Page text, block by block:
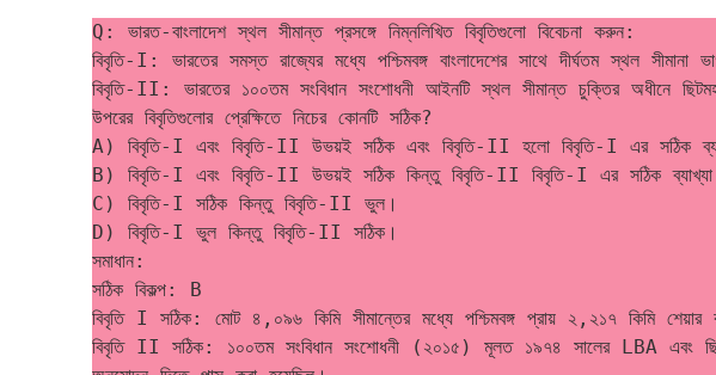
Q: ভারত-বাংলাদেশ স্থল সীমান্ত প্রসঙ্গে নিম্নলিখিত বিবৃতিগুলো বিবেচনা করুন:
বিবৃতি-I: ভারতের সমস্ত রাজ্যের মধ্যে পশ্চিমবঙ্গ বাংলাদেশের সাথে দীর্ঘতম স্থল সীমানা
বিবৃতি-II: ভারতের ১০০তম সংবিধান সংশোধনী আইনটি স্থল সীমান্ত চুক্তির অধীনে
উপরের বিবৃতিগুলোর প্রেক্ষিতে নিচের কোনটি সঠিক?
A) বিবৃতি-I এবং বিবৃতি-II উভয়ই সঠিক এবং বিবৃতি-II হলো বিবৃতি-I এর সঠিক
B) বিবৃতি-I এবং বিবৃতি-II উভয়ই সঠিক কিন্তু বিবৃতি-II বিবৃতি-I এর সঠিক
C) বিবৃতি-I সঠিক কিন্তু বিবৃতি-II ভুল।
D) বিবৃতি-I ভুল কিন্তু বিবৃতি-II সঠিক।
সমাধান:
সঠিক বিকল্প: B
বিবৃতি I সঠিক: মোট ৪,০৯৬ কিমি সীমান্তের মধ্যে পশ্চিমবঙ্গ প্রায় ২,২১৭ কিমি শেয়ার
বিবৃতি II সঠিক: ১০০তম সংবিধান সংশোধনী (২০১৫) মূলত ১৯৭৪ সালের LBA এবং